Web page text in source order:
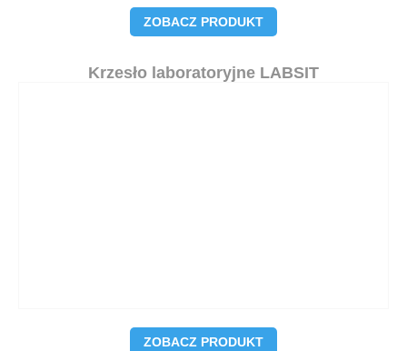
ZOBACZ PRODUKT
Krzesło laboratoryjne LABSIT
ZOBACZ PRODUKT